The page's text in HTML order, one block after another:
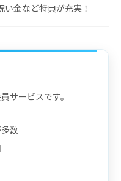
金など特典が充実！
サービスです。
数